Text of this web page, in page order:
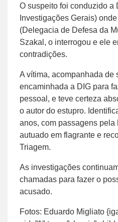
O suspeito foi conduzido a
Investigações Gerais)
(Delegacia de Defesa da
Szakal, o interrogou e ele
contradições.
A vítima, acompanhada de
encaminhada a DIG para
pessoal, e teve certeza
o autor do estupro.
anos, com passagens pela
autuado em flagrante e
Triagem.
As investigações
chamadas para fazer o
acusado.
Fotos: Eduardo Migliato